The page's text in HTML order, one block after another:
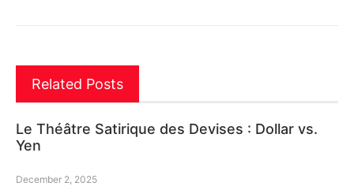
Related Posts
Le Théâtre Satirique des Devises : Dollar vs.
Yen
December 2, 2025